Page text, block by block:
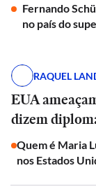
Fernando
no país do
RAQUEL
EUA
dizem
Quem é Maria
nos Estados